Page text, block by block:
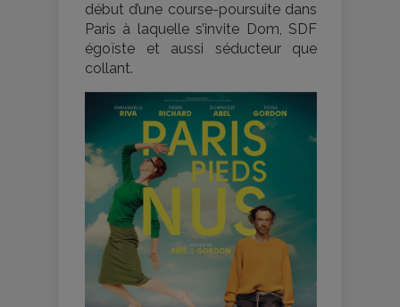
début d’une course-poursuite dans
Paris à laquelle s’invite Dom, SDF
égoïste et aussi séducteur que
collant.